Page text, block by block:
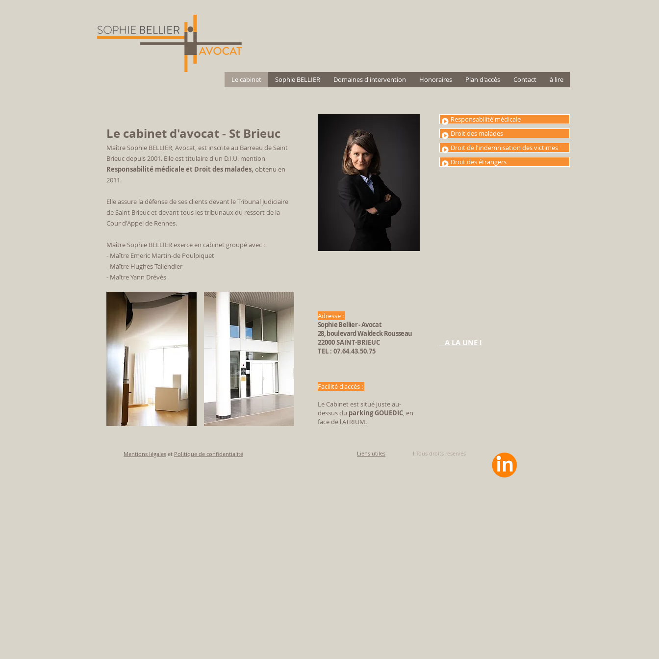
Le cabinet Sophie BELLIER Domaines d'intervention Honoraires Plan d'accès Contact à lire
Le cabinet d'avocat - St Brieuc
Maître Sophie BELLIER, Avocat, est inscrite au Barreau de Saint
Brieuc depuis 2001. Elle est titulaire d'un D.I.U. mention
Responsabilité médicale et Droit des malades, obtenu en
2011.
Elle assure la défense de ses clients devant le Tribunal Judiciaire
de Saint Brieuc et devant tous les tribunaux du ressort de la
Cour d'Appel de Rennes.
Maître Sophie BELLIER exerce en cabinet groupé avec :
- Maître Emeric Martin-de Poulpiquet
- Maître Hughes Tallendier
- Maître Yann Drévès
Adresse :
Sophie Bellier - Avocat
28, boulevard Waldeck Rousseau
22000 SAINT-BRIEUC
TEL : 07.64.43.50.75
Facilité d'accès :
Le Cabinetest situé juste au-
dessus du parking GOUEDIC, en
face de l'ATRIUM.
Responsabilité médicale
Droit des malades
Droit des étrangers
Droit de l'indemnisation des victimes
A LA UNE !
Mentions légales et Politique de confidentialité Liens utiles I Tous droits réservés